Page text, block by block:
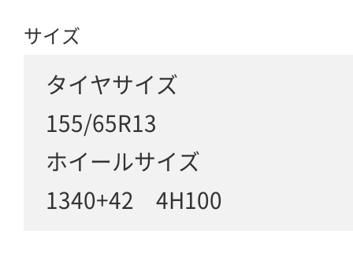
サイズ
タイヤサイズ
155/65R13
ホイールサイズ
1340+42 4H100